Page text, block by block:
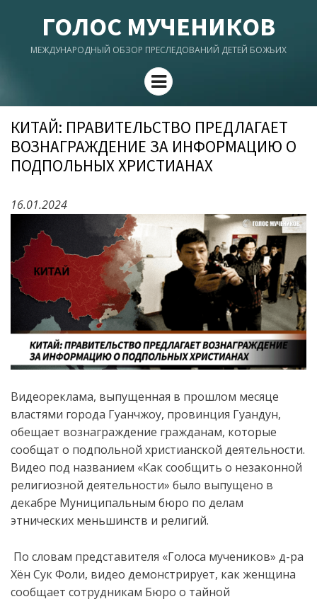
ГОЛОС МУЧЕНИКОВ
МЕЖДУНАРОДНЫЙ ОБЗОР ПРЕСЛЕДОВАНИЙ ДЕТЕЙ БОЖЬИХ
Menu
КИТАЙ: ПРАВИТЕЛЬСТВО ПРЕДЛАГАЕТ
ВОЗНАГРАЖДЕНИЕ ЗА ИНФОРМАЦИЮ О
ПОДПОЛЬНЫХ ХРИСТИАНАХ
16.01.2024
Видеореклама, выпущенная в прошлом месяце
властями города Гуанчжоу, провинция Гуандун,
обещает вознаграждение гражданам, которые
сообщат о подпольной христианской деятельности.
Видео под названием «Как сообщить о незаконной
религиозной деятельности» было выпущено в
декабре Муниципальным бюро по делам
этнических меньшинств и религий.
По словам представителя «Голоса мучеников» д-ра
Хён Сук Фоли, видео демонстрирует, как женщина
сообщает сотрудникам Бюро о тайной